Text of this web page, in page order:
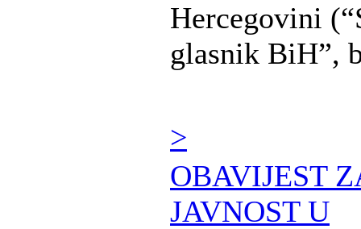
Hercegovini
glasnik BiH”,
>
OBAVIJEST
JAVNOST U